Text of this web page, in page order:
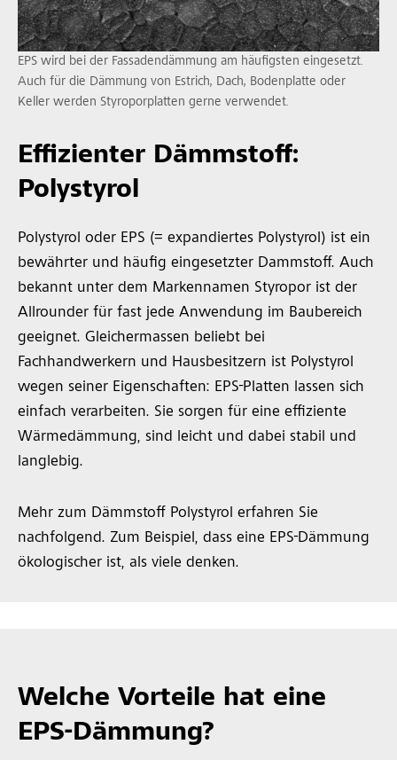
Effizienter Dämmstoff:
Polystyrol
Polystyrol oder EPS (= expandiertes Polystyrol) ist ein
bewährter und häufig eingesetzter Dammstoff. Auch
bekannt unter dem Markennamen Styropor ist der
Allrounder für fast jede Anwendung im Baubereich
geeignet. Gleichermassen beliebt bei
Fachhandwerkern und Hausbesitzern ist Polystyrol
wegen seiner Eigenschaften: EPS-Platten lassen sich
einfach verarbeiten. Sie sorgen für eine effiziente
Wärmedämmung, sind leicht und dabei stabil und
langlebig.
Mehr zum Dämmstoff Polystyrol erfahren Sie
nachfolgend. Zum Beispiel, dass eine EPS-Dämmung
ökologischer ist, als viele denken.
EPS wird bei der Fassadendämmung am häufigsten eingesetzt.
Auch für die Dämmung von Estrich, Dach, Bodenplatte oder
Keller werden Styroporplatten gerne verwendet.
Welche Vorteile hat eine
EPS-Dämmung?